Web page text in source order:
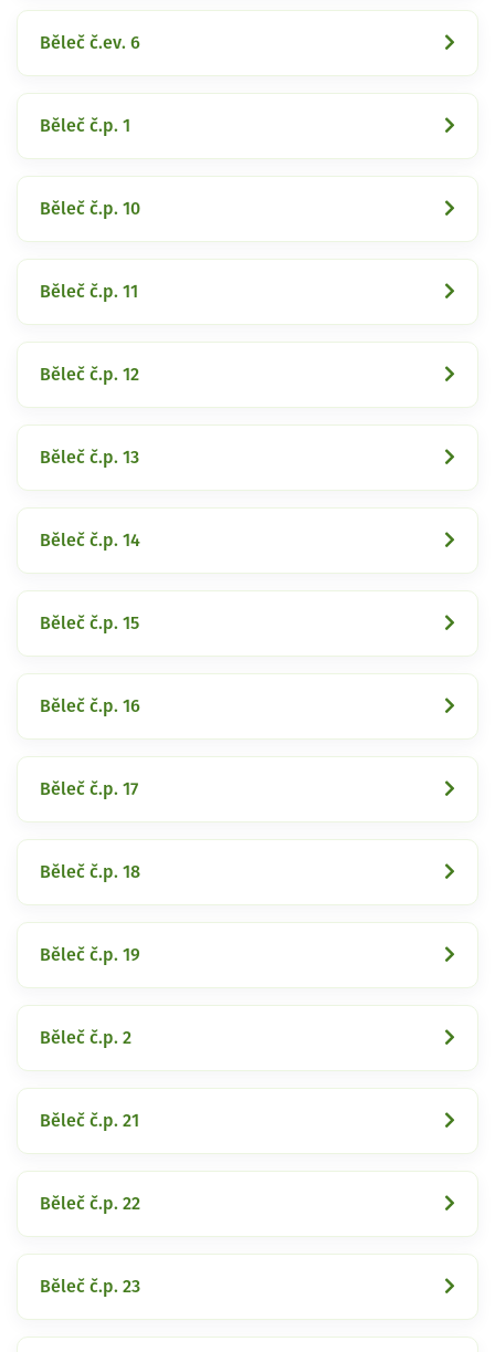
Běleč č.ev. 6
Běleč č.p. 1
Běleč č.p. 10
Běleč č.p. 11
Běleč č.p. 12
Běleč č.p. 13
Běleč č.p. 14
Běleč č.p. 15
Běleč č.p. 16
Běleč č.p. 17
Běleč č.p. 18
Běleč č.p. 19
Běleč č.p. 2
Běleč č.p. 21
Běleč č.p. 22
Běleč č.p. 23